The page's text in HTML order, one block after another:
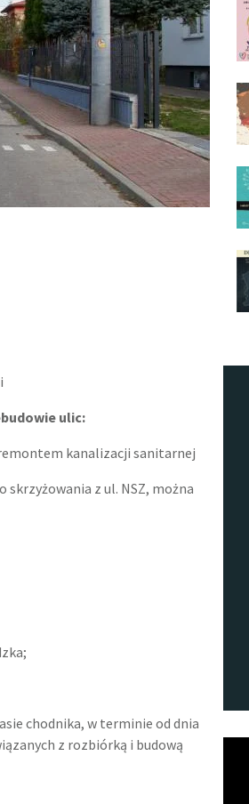
ulic:
kanalizacji sanitarnej
skrzyżowania z ul. NSZ, można
chodnika, w terminie od dnia
z rozbiórką i budową